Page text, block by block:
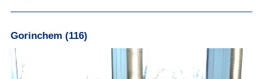
Gorinchem (116)